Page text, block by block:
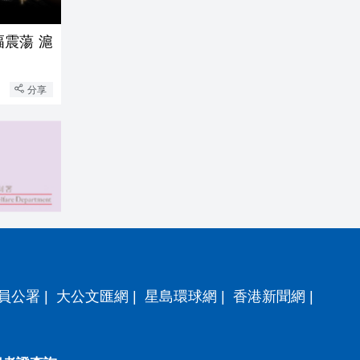
蕩 滬
分享
公署 | 大公文匯網 | 星島環球網 | 香港新聞網 |